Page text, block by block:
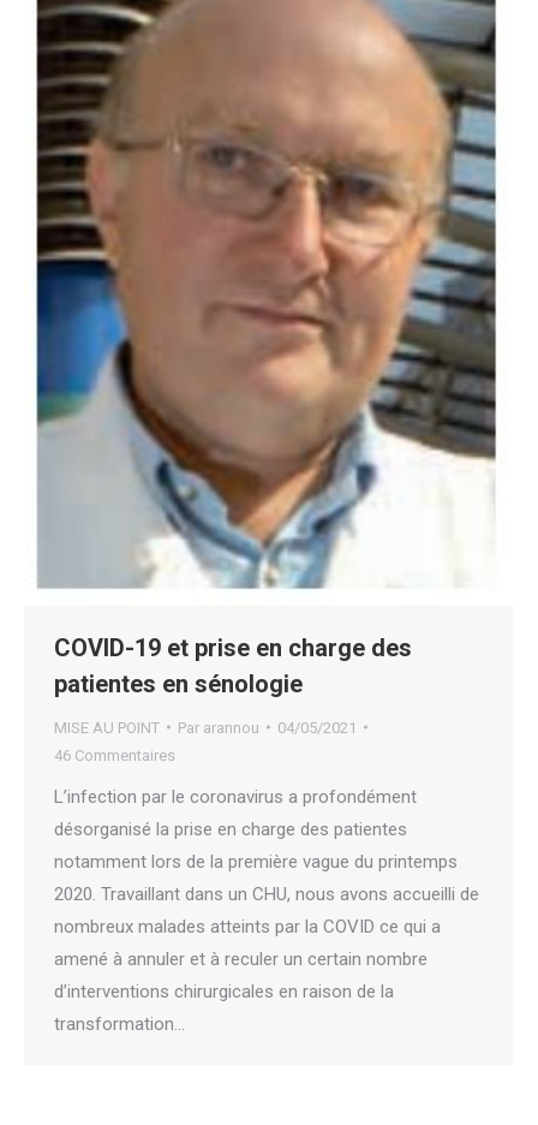
COVID-19 et prise en charge des
patientes en sénologie
MISE AU POINT Par arannou
04/05/2021
46 Commentaires
L’infection par le coronavirus a profondément
désorganisé la prise en charge des patientes
notamment lors de la première vague du printemps
2020. Travaillant dans un CHU, nous avons accueilli de
nombreux malades atteints par la COVID ce qui a
amené à annuler et à reculer un certain nombre
d’interventions chirurgicales en raison de la
transformation…